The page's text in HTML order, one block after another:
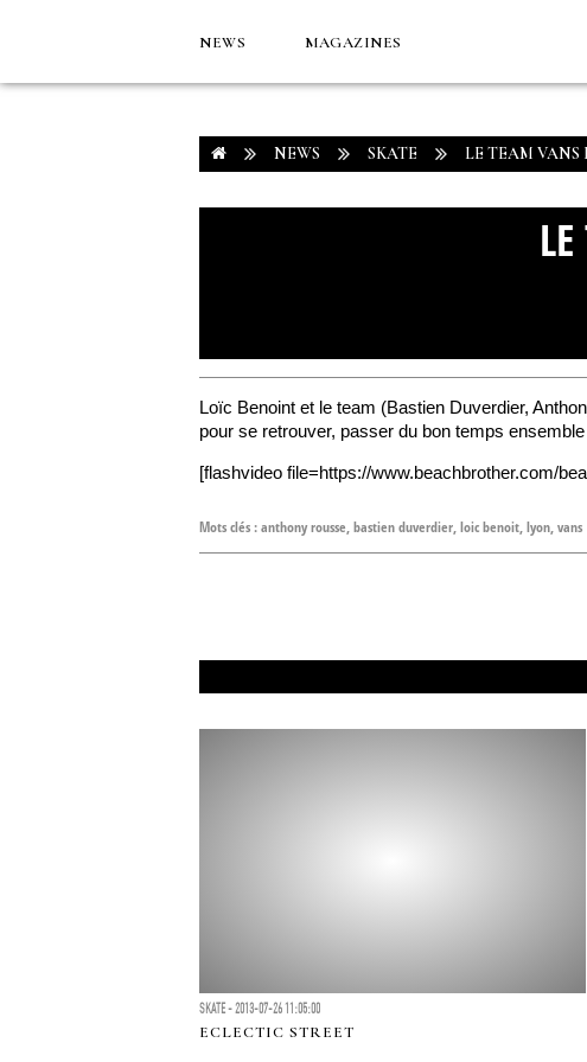
NEWS MAGAZINES
NEWS SKATE LE TEAM
Loïc Benoint et le team (Bastien Duverdier,
pour se retrouver, passer du bon temps
[flashvideo file=https://www.beachbrother.com/
Mots clés :anthony rousse,bastien duverdier,loic benoit,lyon,vans
SKATE - 2013-07-26 11:05:00
ECLECTIC STREET